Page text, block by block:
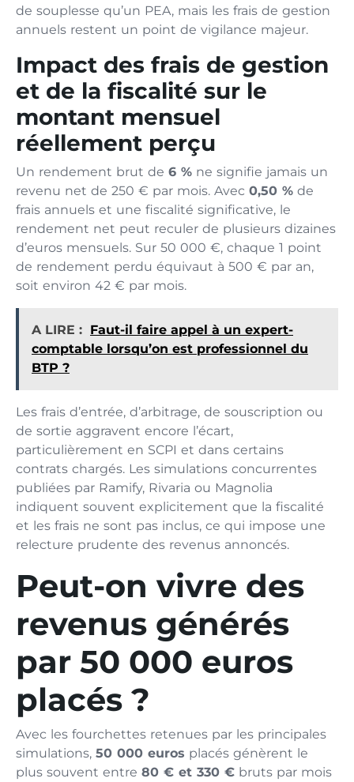
de souplesse qu’un PEA, mais les frais de gestion
annuels restent un point de vigilance majeur.
Impact des frais de gestion
et de la fiscalité sur le
montant mensuel
réellement perçu
Un rendement brut de 6 % ne signifie jamais un
revenu net de 250 € par mois. Avec 0,50 % de
frais annuels et une fiscalité significative, le
rendement net peut reculer de plusieurs dizaines
d’euros mensuels. Sur 50 000 €, chaque 1 point
de rendement perdu équivaut à 500 € par an,
soit environ 42 € par mois.
A LIRE : Faut-il faire appel à un expert-
comptable lorsqu’on est professionnel du
BTP ?
Les frais d’entrée, d’arbitrage, de souscription ou
de sortie aggravent encore l’écart,
particulièrement en SCPI et dans certains
contrats chargés. Les simulations concurrentes
publiées par Ramify, Rivaria ou Magnolia
indiquent souvent explicitement que la fiscalité
et les frais ne sont pas inclus, ce qui impose une
relecture prudente des revenus annoncés.
Peut-on vivre des
revenus générés
par 50 000 euros
placés ?
Avec les fourchettes retenues par les principales
simulations, 50 000 euros placés génèrent le
plus souvent entre 80 € et 330 € bruts par mois